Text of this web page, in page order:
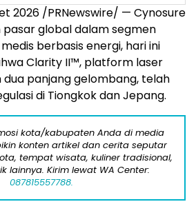
2026 /PRNewswire/ — Cynosure
global dalam segmen
berbasis energi, hari ini
Clarity II™, platform laser
dua panjang gelombang, telah
di Tiongkok dan Jepang.
kota/kabupaten Anda di media
konten artikel dan cerita seputar
tempat wisata, kuliner tradisional,
lainnya. Kirim lewat WA Center:
087815557788.